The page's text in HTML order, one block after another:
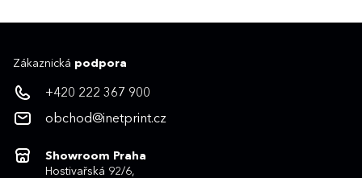
Zákaznická podpora
+420 222 367 900
obchod@inetprint.cz
Showroom Praha
Hostivařská 92/6,